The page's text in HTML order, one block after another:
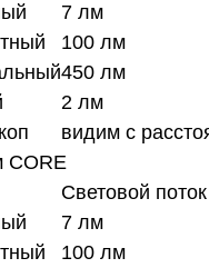
7 лм
100 лм
450 лм
2 лм
видим с
CORE
Световой поток
7 лм
100 лм